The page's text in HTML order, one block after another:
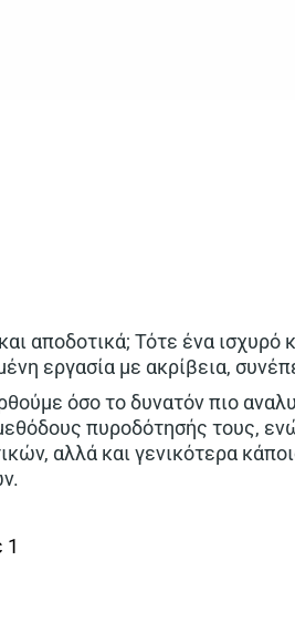
αποδοτικά; Τότε ένα ισχυρό
εργασία με ακρίβεια,
όσο το δυνατόν πιο
πυροδότησής τους,
αλλά και γενικότερα